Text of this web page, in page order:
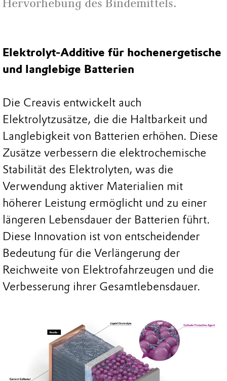
Hervorhebung des Bindemittels.
Elektrolyt-Additive für hochenergetische
und langlebige Batterien
Die Creavis entwickelt auch
Elektrolytzusätze, die die Haltbarkeit und
Langlebigkeit von Batterien erhöhen. Diese
Zusätze verbessern die elektrochemische
Stabilität des Elektrolyten, was die
Verwendung aktiver Materialien mit
höherer Leistung ermöglicht und zu einer
längeren Lebensdauer der Batterien führt.
Diese Innovation ist von entscheidender
Bedeutung für die Verlängerung der
Reichweite von Elektrofahrzeugen und die
Verbesserung ihrer Gesamtlebensdauer.